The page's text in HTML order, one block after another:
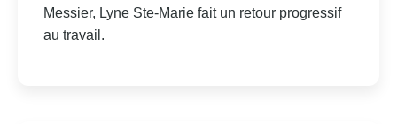
Messier, Lyne Ste-Marie fait un retour progressif
au travail.